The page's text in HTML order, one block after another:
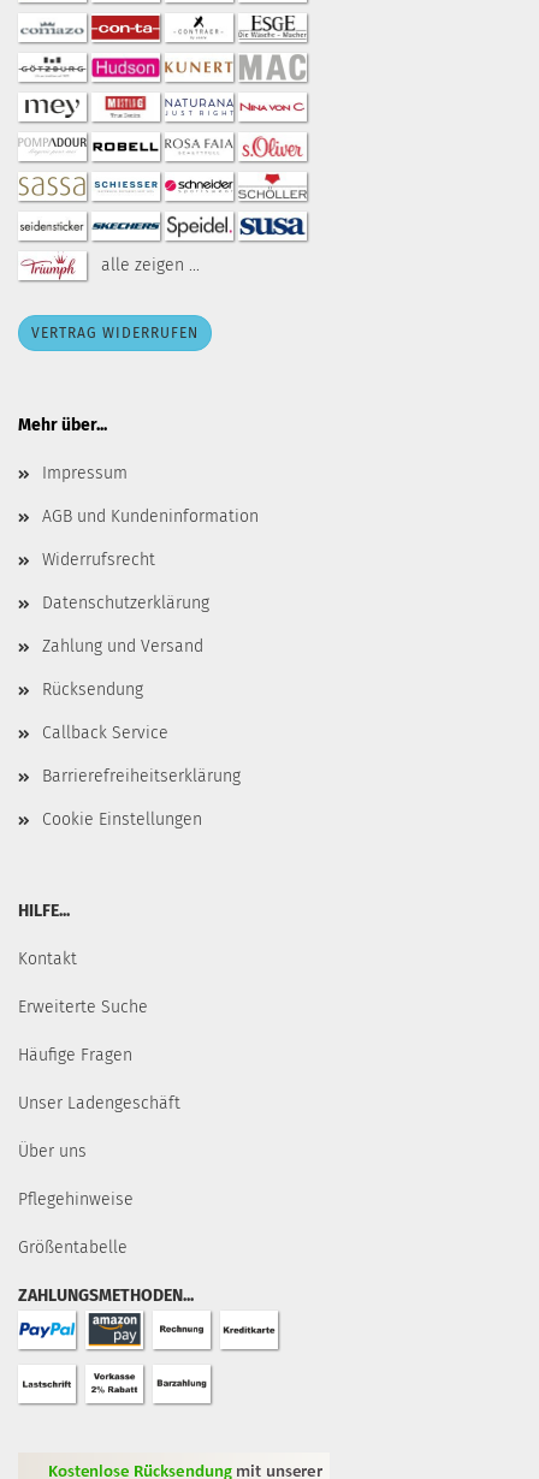
alle zeigen ...
VERTRAG WIDERRUFEN
Mehr über...
Impressum
AGB und Kundeninformation
Widerrufsrecht
Datenschutzerklärung
Zahlung und Versand
Rücksendung
Callback Service
Barrierefreiheitserklärung
Cookie Einstellungen
HILFE...
Kontakt
Erweiterte Suche
Häufige Fragen
Unser Ladengeschäft
Über uns
Pflegehinweise
Größentabelle
ZAHLUNGSMETHODEN...